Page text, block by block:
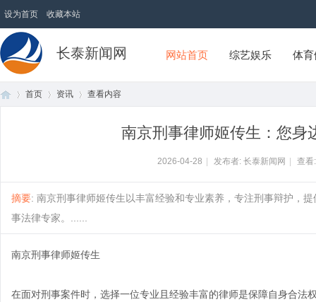
设为首页 收藏本站
长泰新闻网 网站首页 综艺娱乐 体
首页 资讯 查看内容
南京刑事律师姬传生：您身
2026-04-28 发布者: 长泰新闻网 查
摘要: 南京刑事律师姬传生以丰富经验和专业素养，专注刑事辩护，
事法律专家。......
南京刑事律师姬传生
在面对刑事案件时，选择一位专业且经验丰富的律师是保障自身合法